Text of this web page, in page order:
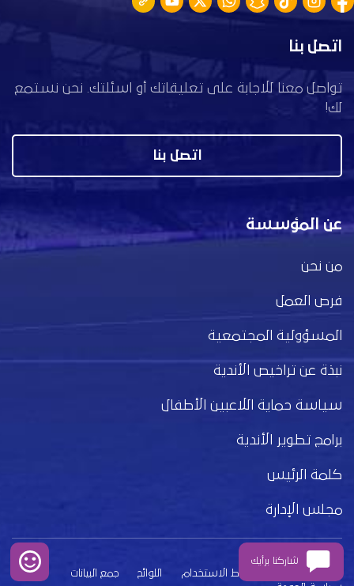
اتصل بنا
تواصل معنا للاجابة على تعليقاتك أو اسئلتك. نحن نستمع
لك!
اتصل بنا
عن المؤسسة
من نحن
فرص العمل
المسؤولية المجتمعية
نبذة عن تراخيص الأندية
سياسة حماية اللاعبين الأطفال
برامج تطوير الأندية
كلمة الرئيس
مجلس الإدارة
بيان الخصوصية شروط الاستخدام اللوائح
جمع البيانات
شاركنا برأيك